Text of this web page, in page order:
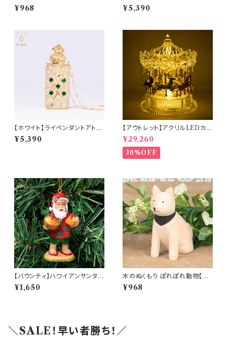
動物
¥968
ザー(am-LECZ4201)
¥5,390
【ホワイト】ライペンダントアトマ
イザー(am-LECZ4201)
¥5,390
【アウトレット】アクリルLEDカル
ーセルミュージック(10350)
¥29,260
30%OFF
【バウンティ】ハワイアンサンタオ
ーナメント(am-4HIP6601-B
OUNTY)
¥1,650
木のぬくもり ぽれぽれ動物【ア
キタイヌ】
¥968
＼SALE！早い者勝ち！／